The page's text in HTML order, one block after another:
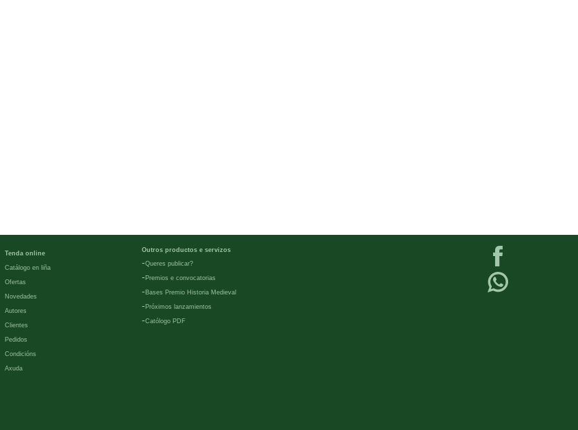
Tenda online
Catálogo en liña
Ofertas
Novedades
Autores
Clientes
Pedidos
Condicións
Axuda
Outros productos e servizos
-Queres publicar?
- Premios e convocatorias
- Bases Premio Historia Medieval
- Próximos lanzamientos
-Católogo PDF